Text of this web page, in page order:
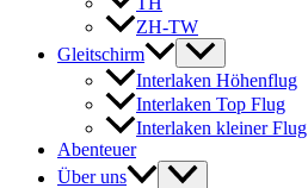
ZH-TW
Gleitschirm
Interlaken Höhenflug
Interlaken Top Flug
Interlaken kleiner Flug
Abenteuer
Über uns